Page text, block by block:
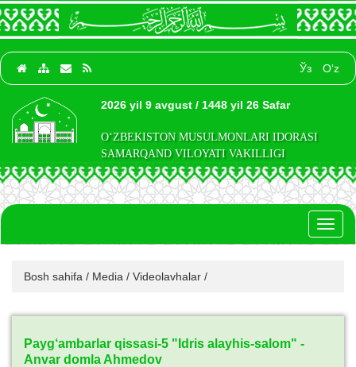
Ўз O‘z
2026 yil 9 avgust / 1448 yil 26 Safar
O‘ZBEKISTON MUSULMONLARI IDORASI
SAMARQAND VILOYATI VAKILLIGI
Bosh sahifa / Media / Videolavhalar /
Payg‘ambarlar qissasi-5 "Idris alayhis-salom" -
Anvar domla Ahmedov